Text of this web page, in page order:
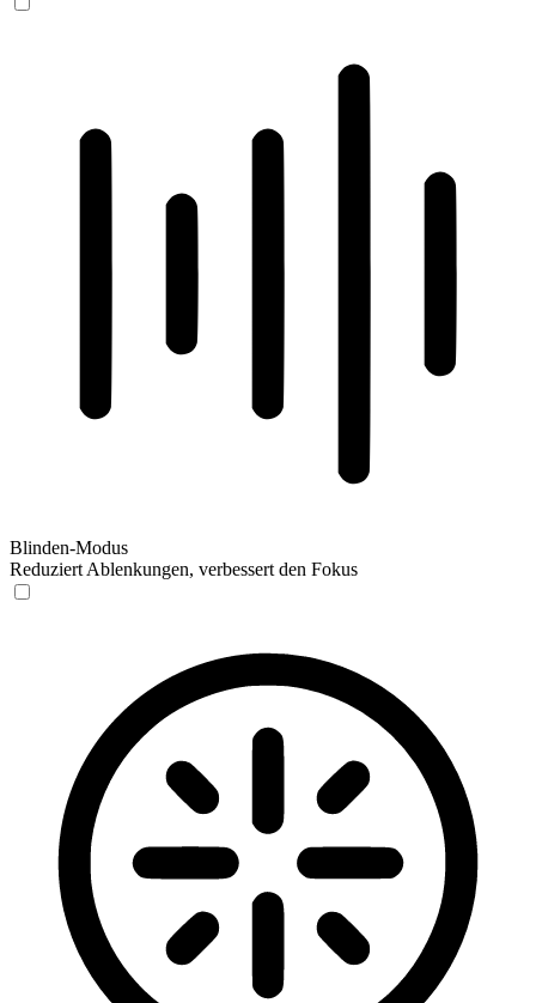
Blinden-Modus
Reduziert Ablenkungen, verbessert den Fokus